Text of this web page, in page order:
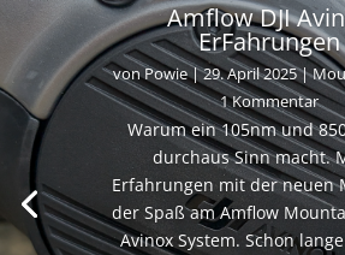
Amflow DJI
ErFahrungen
vonPowie|29. April 2025|
1 Kommentar
Warum ein 105nm und
durchaus Sinn macht.
Erfahrungen mit der neuen
der Spaß am Amflow
Avinox System. Schon